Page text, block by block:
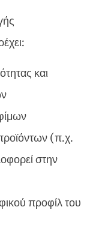
και
(π.χ.
στην
προφίλ του